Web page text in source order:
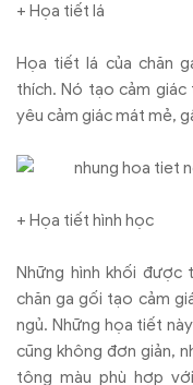
+ Họa tiết lá
Họa tiết lá của chăn
thích. Nó tạo cảm
yêu cảm giác mát mẻ,
+ Họa tiết hình học
Những hình khối
chăn ga gối tạo cảm
ngủ. Những họa tiết
cũng không đơn giản,
tông màu phù hợp